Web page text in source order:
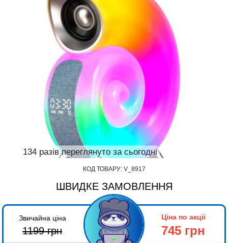
134 разів переглянуто за сьогодні
КОД ТОВАРУ: V_8917
ШВИДКЕ ЗАМОВЛЕННЯ
Звичайна ціна
1199грн
Ціна по акціі
745 грн